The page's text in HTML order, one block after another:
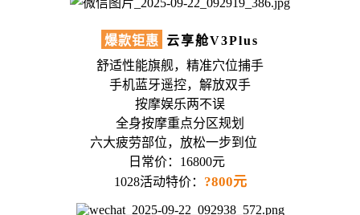
爆款钜惠 云享舱V3Plus
舒适性能旗舰，精准穴位捕手
手机蓝牙遥控，解放双手
按摩娱乐两不误
全身按摩重点分区规划
六大疲劳部位，放松一步到位
日常价：16800元
1028活动特价： ?800元